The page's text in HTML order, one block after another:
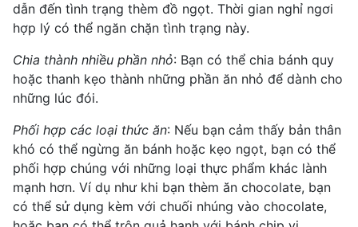
dẫn đến tình trạng thèm đồ ngọt. Thời gian nghỉ ngơi
hợp lý có thể ngăn chặn tình trạng này.
Chia thành nhiều phần nhỏ: Bạn có thể chia bánh quy
hoặc thanh kẹo thành những phần ăn nhỏ để dành cho
những lúc đói.
Phối hợp các loại thức ăn: Nếu bạn cảm thấy bản thân
khó có thể ngừng ăn bánh hoặc kẹo ngọt, bạn có thể
phối hợp chúng với những loại thực phẩm khác lành
mạnh hơn. Ví dụ như khi bạn thèm ăn chocolate, bạn
có thể sử dụng kèm với chuối nhúng vào chocolate,